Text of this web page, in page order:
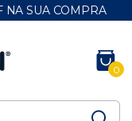
NA SUA COMPRA
0